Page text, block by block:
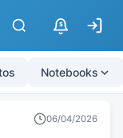
$
Notebooks
06/04/2026